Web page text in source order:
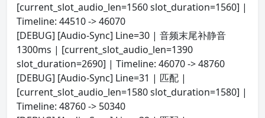
[current_slot_audio_len=1560 slot_duration=1560] |
Timeline: 44510 -> 46070
[DEBUG] [Audio-Sync] Line=30 | 音频末尾补静音
1300ms | [current_slot_audio_len=1390
slot_duration=2690] | Timeline: 46070 -> 48760
[DEBUG] [Audio-Sync] Line=31 | 匹配 |
[current_slot_audio_len=1580 slot_duration=1580] |
Timeline: 48760 -> 50340